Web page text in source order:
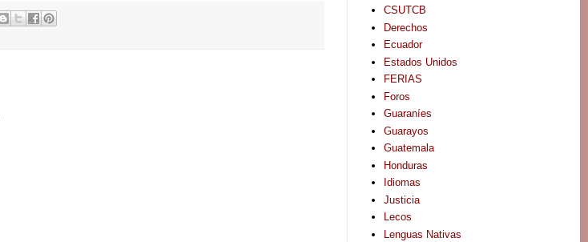
CSUTCB
Derechos
Ecuador
Estados Unidos
FERIAS
Foros
Guaraníes
Guarayos
Guatemala
Honduras
Idiomas
Justicia
Lecos
Lenguas Nativas